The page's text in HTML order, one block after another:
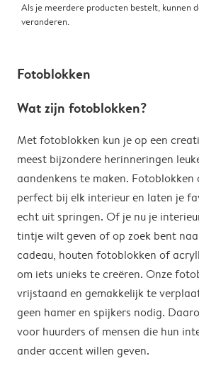
Als je meerdere producten bestelt, kunnen
veranderen.
Fotoblokken
Wat zijn fotoblokken?
Met fotoblokken kun je op een
meest bijzondere herinneringen
aandenkens te maken. Fotoblokken
perfect bij elk interieur en laten je
echt uit springen. Of je nu je
tintje wilt geven of op zoek bent
cadeau, houten fotoblokken of
om iets unieks te creëren. Onze
vrijstaand en gemakkelijk te
geen hamer en spijkers nodig.
voor huurders of mensen die hun
ander accent willen geven.